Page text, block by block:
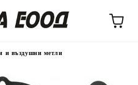
и въздушни метли